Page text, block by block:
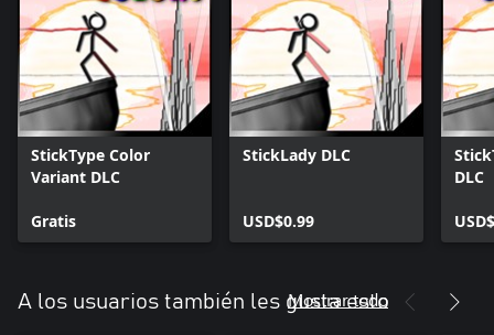
StickType Color
Variant DLC
Gratis
StickLady DLC
USD$0.99
DLC
A los usuarios también les gusta esto
Mostrar todo